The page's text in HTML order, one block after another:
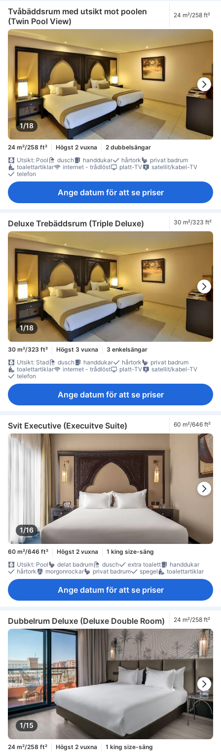
Tvåbäddsrum med utsikt mot poolen
(Twin Pool View)
24 m²/258 ft²
1/18
24 m²/258 ft² Högst 2 vuxna
2 dubbelsängar
Utsikt: Pool
dusch handdukar hårtork
privat badrum
toalettartiklar
internet - trådlöst platt-TV
satellit/kabel-TV
telefon
Ange datum för att se priser
Deluxe Trebäddsrum (Triple Deluxe) 30 m²/323 ft²
1/18
30 m²/323 ft² Högst 3 vuxna
3 enkelsängar
Utsikt: Stad
dusch handdukar hårtork
privat badrum
toalettartiklar
internet - trådlöst platt-TV
satellit/kabel-TV
telefon
Ange datum för att se priser
Svit Executive (Execuitve Suite) 60 m²/646 ft²
1/16
60 m²/646 ft² Högst 2 vuxna
1 king size-säng
Utsikt: Pool
delat badrum dusch extra toalett
handdukar
hårtork
morgonrockar privat badrum spegel toalettartiklar
Ange datum för att se priser
Dubbelrum Deluxe (Deluxe Double Room) 24 m²/258 ft²
1/15
24 m²/258 ft² Högst 2 vuxna
1 king size-säng